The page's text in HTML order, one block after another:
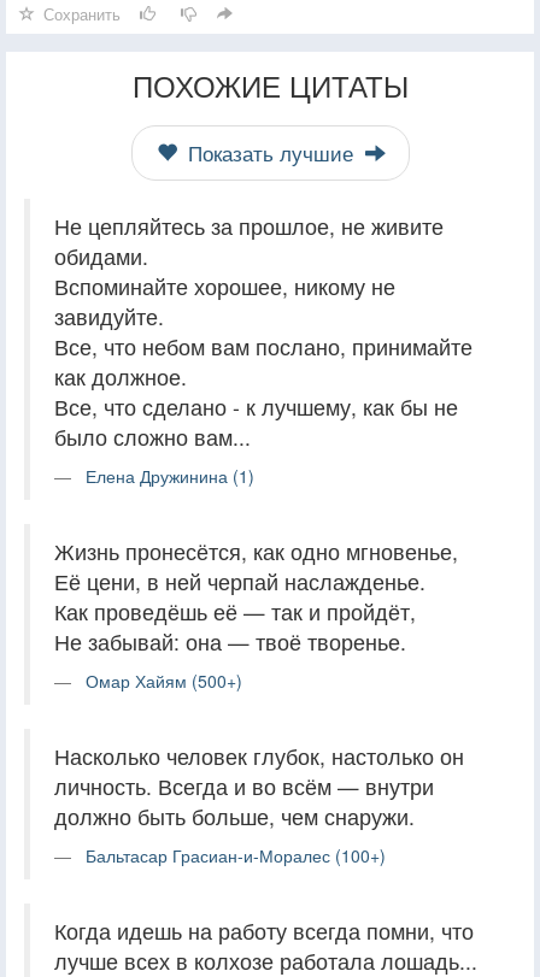
Сохранить
ПОХОЖИЕ ЦИТАТЫ
Показать лучшие
Не цепляйтесь за прошлое, не живите
обидами.
Вспоминайте хорошее, никому не
завидуйте.
Все, что небом вам послано, принимайте
как должное.
Все, что сделано - к лучшему, как бы не
было сложно вам...
Елена Дружинина (1)
Жизнь пронесётся, как одно мгновенье,
Её цени, в ней черпай наслажденье.
Как проведёшь её — так и пройдёт,
Не забывай: она — твоё творенье.
Омар Хайям (500+)
Насколько человек глубок, настолько он
личность. Всегда и во всём — внутри
должно быть больше, чем снаружи.
Бальтасар Грасиан-и-Моралес (100+)
Когда идешь на работу всегда помни, что
лучше всех в колхозе работала лошадь...